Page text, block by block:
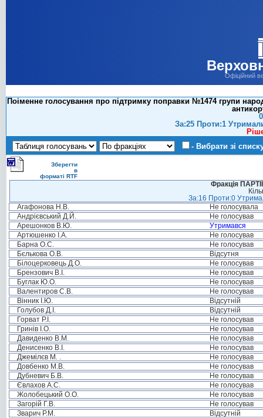
Офіційний
Поіменне голосування про підтримку поправки №1474 групи
За:25 Проти:1
- Вибрати зі
Зберегти
в
форматі RTF
Фракція
За:16 Проти:0
Агафонова Н.В.
Не голосувала
Андрієвський Д.Й.
Не голосував
Арешонков В.Ю.
Утримався
Артюшенко І.А.
Не голосував
Барна О.С.
Не голосував
Бєлькова О.В.
Відсутня
Білоцерковець Д.О.
Не голосував
Брензович В.І.
Не голосував
Буглак Ю.О.
Не голосував
Валентиров С.В.
Не голосував
Вінник І.Ю.
Відсутній
Голубов Д.І.
Відсутній
Горват Р.І.
Не голосував
Гринів І.О.
Не голосував
Давиденко В.М.
Не голосував
Денисенко В.І.
Не голосував
Джемілєв М. .
Не голосував
Довбенко М.В.
Не голосував
Дубневич Б.В.
Не голосував
Євлахов А.С.
Не голосував
Жолобецький О.О.
Не голосував
Загорій Г.В.
Не голосував
Зварич Р.М.
Відсутній